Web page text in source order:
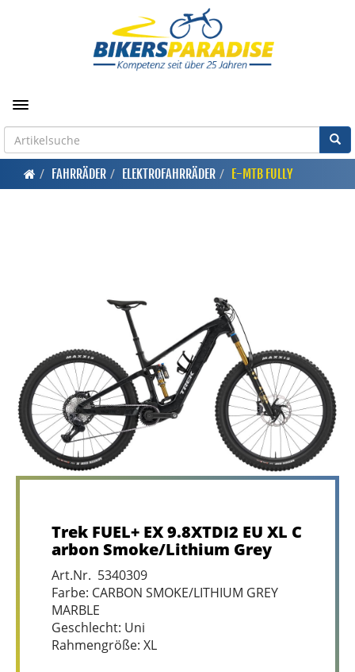
Toggle navigation
FAHRRÄDER ELEKTROFAHRRÄDER E-MTB FULLY
Trek FUEL+ EX 9.8XTDI2 EU XL C
arbon Smoke/Lithium Grey
Art.Nr. 5340309
Farbe: CARBON SMOKE/LITHIUM GREY
MARBLE
Geschlecht: Uni
Rahmengröße: XL